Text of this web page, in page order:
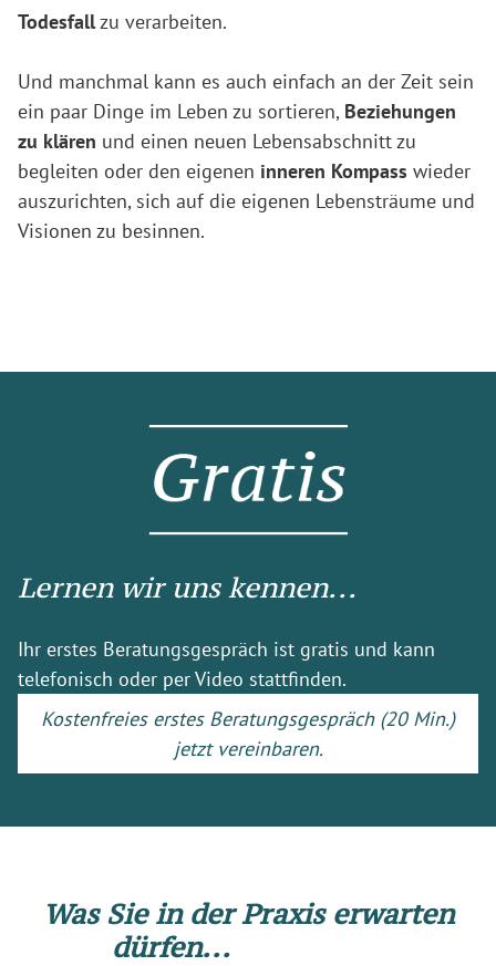
Todesfallzu verarbeiten.
Und manchmal kann es auch einfach an der Zeit sein
ein paar Dinge im Leben zu sortieren, Beziehungen
zu klären und einen neuen Lebensabschnitt zu
begleiten oder den eigenen inneren Kompass wieder
auszurichten, sich auf die eigenen Lebensträume und
Visionen zu besinnen.
Lernen wir uns kennen...
Ihr erstes Beratungsgespräch ist gratis und kann
telefonisch oder per Video stattfinden.
Kostenfreies erstes Beratungsgespräch (20 Min.)
jetzt vereinbaren.
Was Sie in der Praxis erwarten
dürfen...